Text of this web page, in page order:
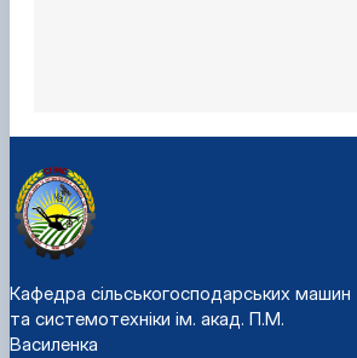
Кафедра сільськогосподарських машин
та системотехніки ім. акад. П.М.
Василенка